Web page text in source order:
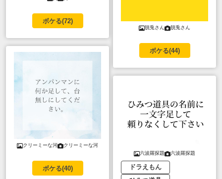
ボケる(72)
クリーミーな河 クリーミーな河
ボケる(40)
脱兎さん 脱兎さん
ボケる(44)
六波羅探題 六波羅探題
ドラえもん